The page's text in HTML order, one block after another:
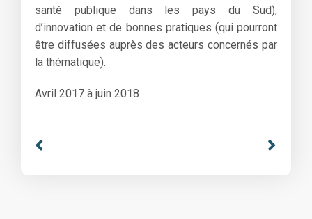
santé publique dans les pays du Sud),
d’innovation et de bonnes pratiques (qui pourront
être diffusées auprès des acteurs concernés par
la thématique).
Avril 2017 à juin 2018